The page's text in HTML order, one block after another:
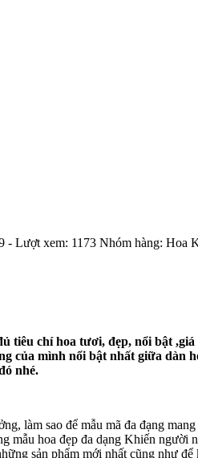
- Lượt xem: 1173 Nhóm hàng: Hoa
chí hoa tươi, đẹp, nổi bật
mình nổi bật nhất giữa dàn
nhé.
làm sao để mẫu mã đa đạng
mẫu hoa đẹp đa dạng Khiến
sản phẩm mới nhất cũng như